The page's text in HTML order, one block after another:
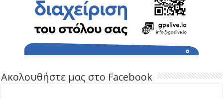
Ακολουθήστε μας στο Facebook